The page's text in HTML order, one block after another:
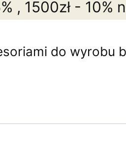
, 1500zł - 10%
do wyrobu